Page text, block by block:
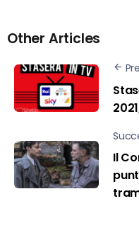
Other Articles
Il